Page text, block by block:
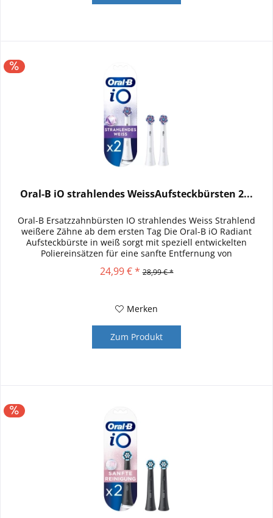
Oral-B iO strahlendes WeissAufsteckbürsten 2...
Oral-B Ersatzzahnbürsten IO strahlendes Weiss Strahlend
weißere Zähne ab dem ersten Tag Die Oral-B iO Radiant
Aufsteckbürste in weiß sorgt mit speziell entwickelten
Poliereinsätzen für eine sanfte Entfernung von
24,99 € * 28,99 € *
Merken
Zum Produkt